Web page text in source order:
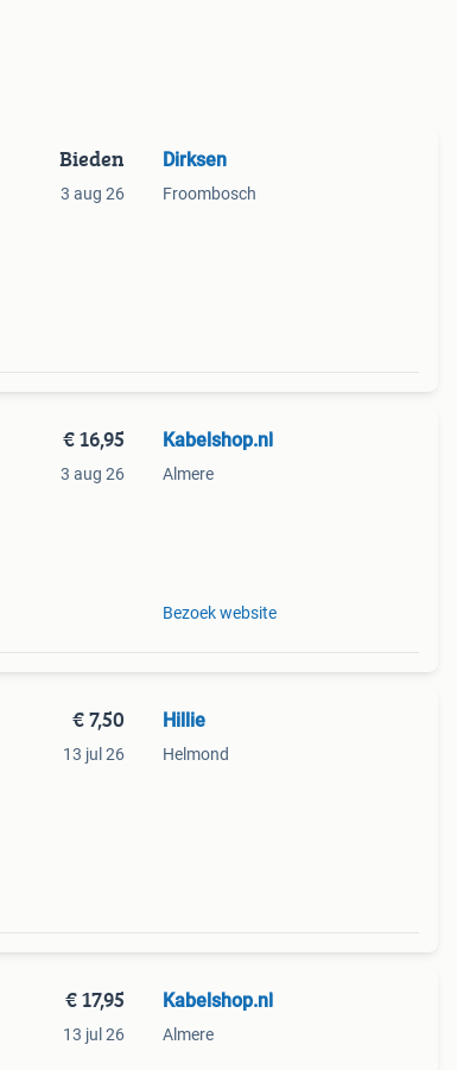
Bieden
3 aug 26
Dirksen
Froombosch
€ 16,95
3 aug 26
Kabelshop.nl
Almere
Bezoek website
€ 7,50
13 jul 26
Hillie
Helmond
€ 17,95
13 jul 26
Kabelshop.nl
Almere